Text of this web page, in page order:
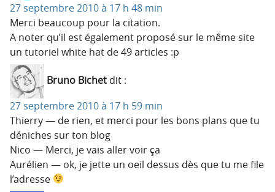
27 septembre 2010 à 17 h 48 min
Merci beaucoup pour la citation.
A noter qu’il est également proposé sur le même site
un tutoriel white hat de 49 articles :p
Bruno Bichet dit :
27 septembre 2010 à 17 h 59 min
Thierry — de rien, et merci pour les bons plans que tu
déniches sur ton blog
Nico — Merci, je vais aller voir ça
Aurélien — ok, je jette un oeil dessus dès que tu me file
l’adresse